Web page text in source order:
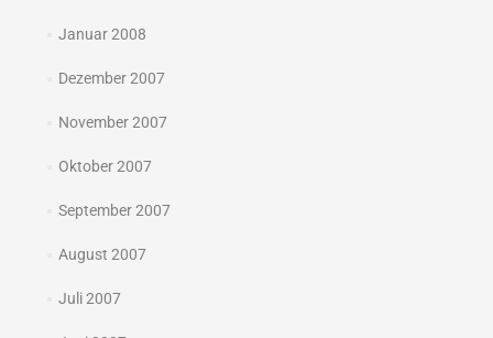
Januar 2008
Dezember 2007
November 2007
Oktober 2007
September 2007
August 2007
Juli 2007